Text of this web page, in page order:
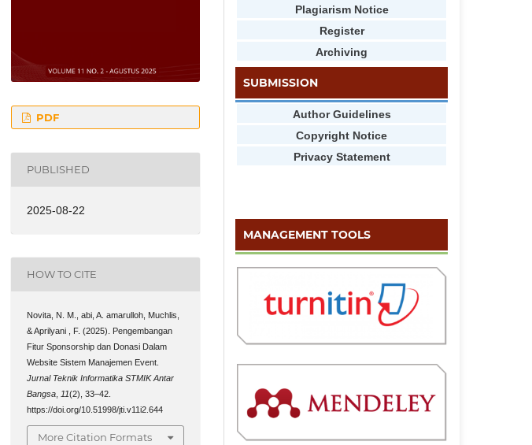
PDF
PUBLISHED
2025-08-22
HOW TO CITE
Novita, N. M., abi, A. amarulloh, Muchlis,
& Aprilyani , F. (2025). Pengembangan
Fitur Sponsorship dan Donasi Dalam
Website Sistem Manajemen Event.
Jurnal Teknik Informatika STMIK Antar
Bangsa 11(2), 33–42.
https://doi.org/10.51998/jti.v11i2.644
More Citation Formats
Plagiarism Notice
Register
Archiving
SUBMISSION
Author Guidelines
Copyright Notice
Privacy Statement
MANAGEMENT TOOLS